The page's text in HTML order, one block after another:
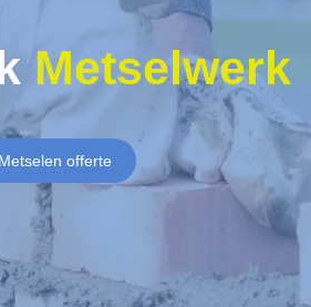
Metselwerk
Metselen offerte